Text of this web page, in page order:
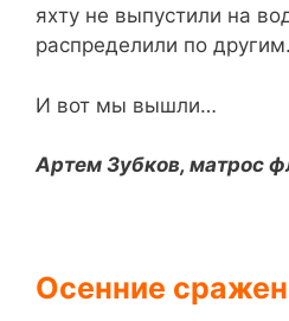
яхту не выпустили на
распределили по другим.
И вот мы вышли…
Артем Зубков, матрос
Осенние